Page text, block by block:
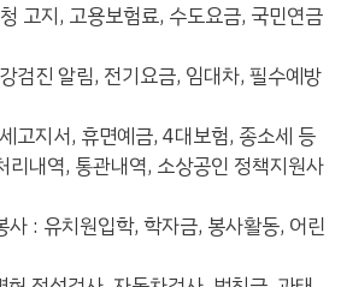
고지, 고용보험료, 수도요금, 국민연금
검진 알림, 전기요금, 임대차, 필수예방
고지서, 휴면예금, 4대보험, 종소세 등
내역, 통관내역, 소상공인 정책지원사
: 유치원입학, 학자금, 봉사활동, 어린